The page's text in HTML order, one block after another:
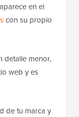
en el
con su propio
detalle menor,
web y es
de tu marca y